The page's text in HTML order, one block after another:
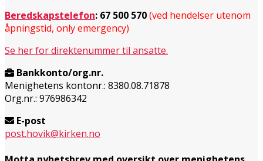
Beredskapstelefon: 67 500 570(ved hendelser utenom
åpningstid, only emergency)
Se her for direktenummer til ansatte.
Bankkonto/org.nr.
Menighetens kontonr.: 8380.08.71878
Org.nr.: 976986342
E-post
post.hovik@kirken.no